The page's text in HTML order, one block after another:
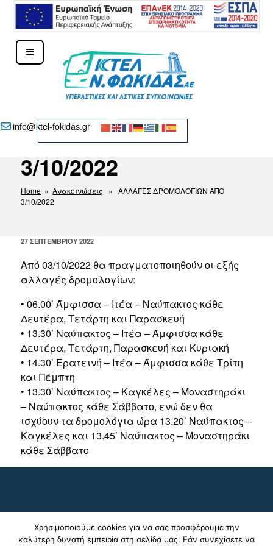
Μετάβαση
ΚΤΕΛ Ν. ΦΩΚΊΔΑΣ – ΔΕΛΦΟΊ
info@ktel-fokidas.gr
ΑΛΛΑΓΕΣ
ΔΡΟΜΟΛΟΓΙΩΝ ΑΠΟ
3/10/2022
Home »Ανακοινώσεις » ΑΛΛΑΓΕΣ ΔΡΟΜΟΛΟΓΙΩΝ ΑΠΟ
3/10/2022
ΔΗΜΟΣΙΕΎΤΗΚΕ
27 ΣΕΠΤΕΜΒΡΊΟΥ 2022
Από 03/10/2022 θα πραγματοποιηθούν οι εξής
αλλαγές δρομολογίων:
• 06.00’ Άμφισσα – Ιτέα – Ναύπακτος κάθε
Δευτέρα, Τετάρτη και Παρασκευή
• 13.30’ Ναύπακτος – Ιτέα – Άμφισσα κάθε
Δευτέρα, Τετάρτη, Παρασκευή και Κυριακή
• 14.30’ Ερατεινή – Ιτέα – Άμφισσα κάθε Τρίτη
και Πέμπτη
• 13.30’ Ναύπακτος – Καγκέλες – Μοναστηράκι
– Ναύπακτος κάθε Σάββατο, ενώ δεν θα
ισχύουν τα δρομολόγια ώρα 13.20’ Ναύπακτος –
Καγκέλες και 13.45’ Ναύπακτος – Μοναστηράκι
κάθε Σάββατο
Χρησιμοποιούμε cookies για να σας προσφέρουμε την
καλύτερη δυνατή εμπειρία στη σελίδα μας. Εάν συνεχίσετε να